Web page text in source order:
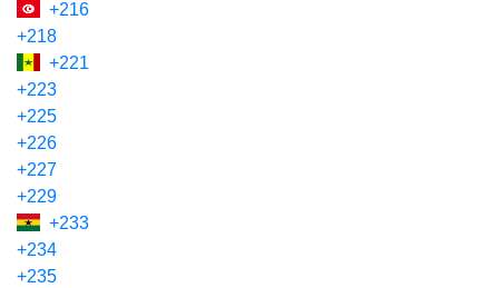
+216
+218
+221
+223
+225
+226
+227
+229
+233
+234
+235